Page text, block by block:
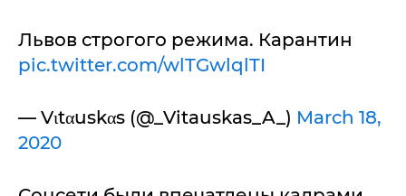
Львов строгого режима. Карантин
pic.twitter.com/wlTGwlqlTI
— Vιtαuskαs (@_Vitauskas_A_) March 18,
2020